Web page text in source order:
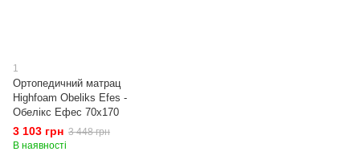
1
Ортопедичний матрац
Highfoam Obeliks Efes -
Обелікс Ефес 70x170
3 103 грн 3 448 грн
В наявності